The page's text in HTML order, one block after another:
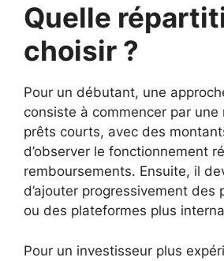
Quelle
choisir ?
Pour un débutant, une
consiste à commencer par une
prêts courts, avec des
d’observer le fonctionnement
remboursements. Ensuite, il
d’ajouter progressivement des
ou des plateformes plus
Pour un investisseur plus